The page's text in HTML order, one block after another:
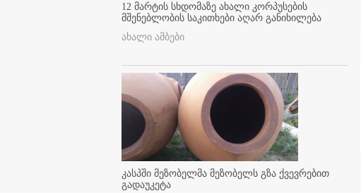
12 მარტის სხდომაზე ახალი კორპუსების
მშენებლობის საკითხები აღარ განიხილება
ახალი ამბები
კასპში მეზობელმა მეზობელს გზა ქვევრებით
გადაუკეტა